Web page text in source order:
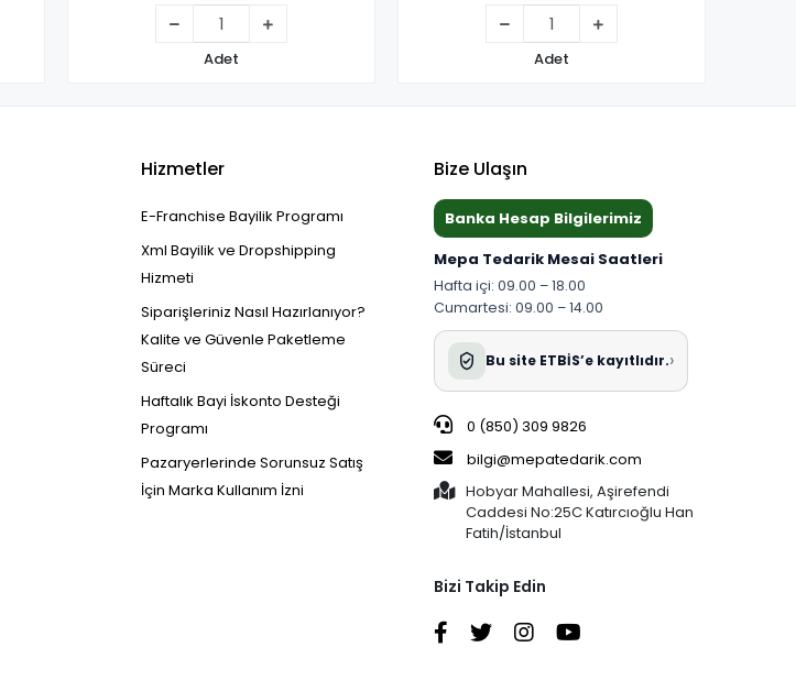
Adet Adet
Hizmetler
E-Franchise Bayilik Programı
Xml Bayilik ve Dropshipping
Hizmeti
Siparişleriniz Nasıl Hazırlanıyor?
Kalite ve Güvenle Paketleme
Süreci
Haftalık Bayi İskonto Desteği
Programı
Pazaryerlerinde Sorunsuz Satış
İçin Marka Kullanım İzni
Bize Ulaşın
Banka Hesap Bilgilerimiz
Mepa Tedarik Mesai Saatleri
Hafta içi: 09.00 – 18.00
Cumartesi: 09.00 – 14.00
Bu site ETBİS’e kayıtlıdır.›
0 (850) 309 9826
bilgi@mepatedarik.com
Hobyar Mahallesi, Aşirefendi
Caddesi No:25C Katırcıoğlu Han
Fatih/İstanbul
Bizi Takip Edin